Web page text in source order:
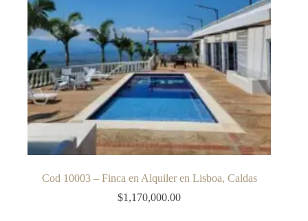
Cod 10003 – Finca en Alquiler en Lisboa, Caldas
$1,170,000.00